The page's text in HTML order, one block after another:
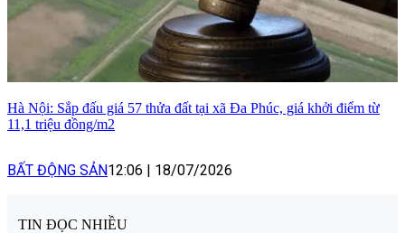
Hà Nội: Sắp đấu giá 57 thửa đất tại xã Đa Phúc, giá khởi điểm từ
11,1 triệu đồng/m2
BẤT ĐỘNG SẢN12:06 | 18/07/2026
TIN ĐỌC NHIỀU